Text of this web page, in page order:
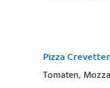
Pizza
Tomaten,